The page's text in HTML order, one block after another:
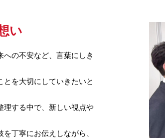
い
の不安など、言葉にしき
を大切にしていきたいと
理する中で、新しい視点や
丁寧にお伝えしながら、